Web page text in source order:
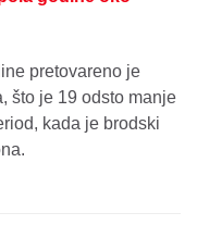
pretovareno je
što je 19 odsto manje
kada je brodski